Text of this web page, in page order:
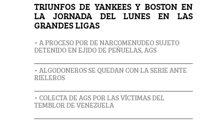
TRIUNFOS DE YANKEES Y BOSTON EN
LA JORNADA DEL LUNES EN LAS
GRANDES LIGAS
• A PROCESO POR DE NARCOMENUDEO SUJETO
DETENIDO EN EJIDO DE PEÑUELAS, AGS
• ALGODONEROS SE QUEDAN CON LA SERIE ANTE
RIELEROS
• COLECTA DE AGS POR LAS VÍCTIMAS DEL
TEMBLOR DE VENEZUELA